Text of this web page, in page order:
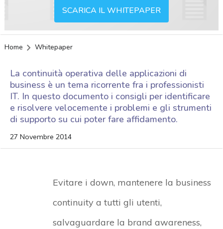
SCARICA IL WHITEPAPER
Home Whitepaper
La continuità operativa delle applicazioni di
business è un tema ricorrente fra i professionisti
IT. In questo documento i consigli per identificare
e risolvere velocemente i problemi e gli strumenti
di supporto su cui poter fare affidamento.
27 Novembre 2014
Evitare i down, mantenere la business
continuity a tutti gli utenti,
salvaguardare la brand awareness,